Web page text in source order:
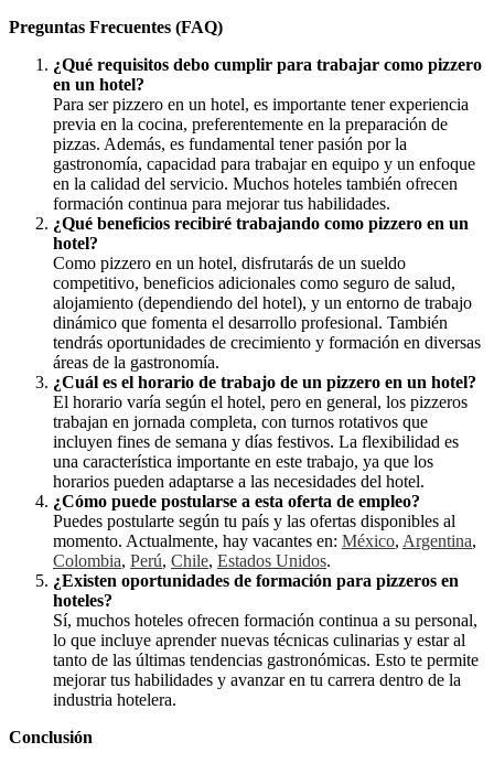
Preguntas Frecuentes (FAQ)
¿Qué requisitos debo cumplir para trabajar como pizzero
en un hotel?
Para ser pizzero en un hotel, es importante tener experiencia
previa en la cocina, preferentemente en la preparación de
pizzas. Además, es fundamental tener pasión por la
gastronomía, capacidad para trabajar en equipo y un enfoque
en la calidad del servicio. Muchos hoteles también ofrecen
formación continua para mejorar tus habilidades.
¿Qué beneficios recibiré trabajando como pizzero en un
hotel?
Como pizzero en un hotel, disfrutarás de un sueldo
competitivo, beneficios adicionales como seguro de salud,
alojamiento (dependiendo del hotel), y un entorno de trabajo
dinámico que fomenta el desarrollo profesional. También
tendrás oportunidades de crecimiento y formación en diversas
áreas de la gastronomía.
¿Cuál es el horario de trabajo de un pizzero en un hotel?
El horario varía según el hotel, pero en general, los pizzeros
trabajan en jornada completa, con turnos rotativos que
incluyen fines de semana y días festivos. La flexibilidad es
una característica importante en este trabajo, ya que los
horarios pueden adaptarse a las necesidades del hotel.
¿Cómo puede postularse a esta oferta de empleo?
Puedes postularte según tu país y las ofertas disponibles al
momento. Actualmente, hay vacantes en: México, Argentina,
Colombia, Perú, Chile, Estados Unidos.
¿Existen oportunidades de formación para pizzeros en
hoteles?
Sí, muchos hoteles ofrecen formación continua a su personal,
lo que incluye aprender nuevas técnicas culinarias y estar al
tanto de las últimas tendencias gastronómicas. Esto te permite
mejorar tus habilidades y avanzar en tu carrera dentro de la
industria hotelera.
Conclusión